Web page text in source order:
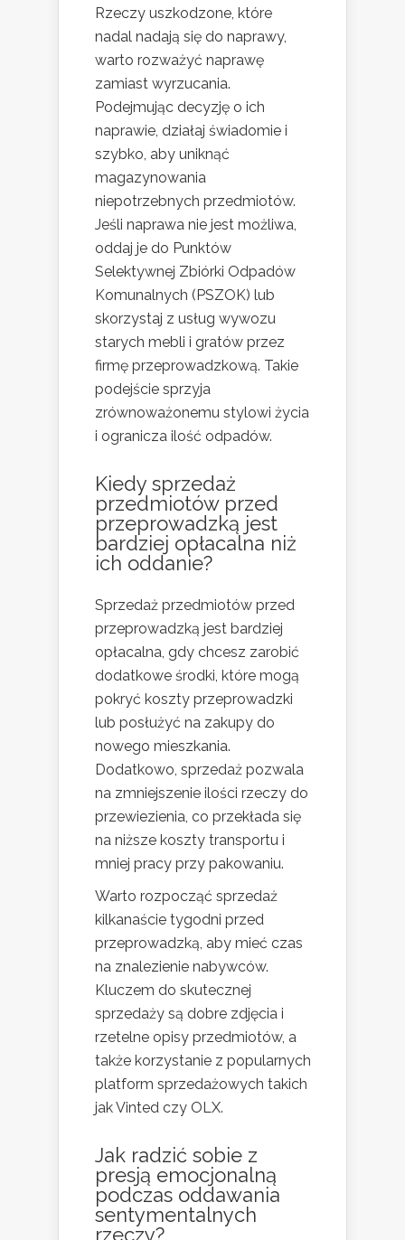
Rzeczy uszkodzone, które
nadal nadają się do naprawy,
warto rozważyć naprawę
zamiast wyrzucania.
Podejmując decyzję o ich
naprawie, działaj świadomie i
szybko, aby uniknąć
magazynowania
niepotrzebnych przedmiotów.
Jeśli naprawa nie jest możliwa,
oddaj je do Punktów
Selektywnej Zbiórki Odpadów
Komunalnych (PSZOK) lub
skorzystaj z usług wywozu
starych mebli i gratów przez
firmę przeprowadzkową. Takie
podejście sprzyja
zrównoważonemu stylowi życia
i ogranicza ilość odpadów.
Kiedy sprzedaż
przedmiotów przed
przeprowadzką jest
bardziej opłacalna niż
ich oddanie?
Sprzedaż przedmiotów przed
przeprowadzką jest bardziej
opłacalna, gdy chcesz zarobić
dodatkowe środki, które mogą
pokryć koszty przeprowadzki
lub posłużyć na zakupy do
nowego mieszkania.
Dodatkowo, sprzedaż pozwala
na zmniejszenie ilości rzeczy do
przewiezienia, co przekłada się
na niższe koszty transportu i
mniej pracy przy pakowaniu.
Warto rozpocząć sprzedaż
kilkanaście tygodni przed
przeprowadzką, aby mieć czas
na znalezienie nabywców.
Kluczem do skutecznej
sprzedaży są dobre zdjęcia i
rzetelne opisy przedmiotów, a
także korzystanie z popularnych
platform sprzedażowych takich
jak Vinted czy OLX.
Jak radzić sobie z
presją emocjonalną
podczas oddawania
sentymentalnych
rzeczy?